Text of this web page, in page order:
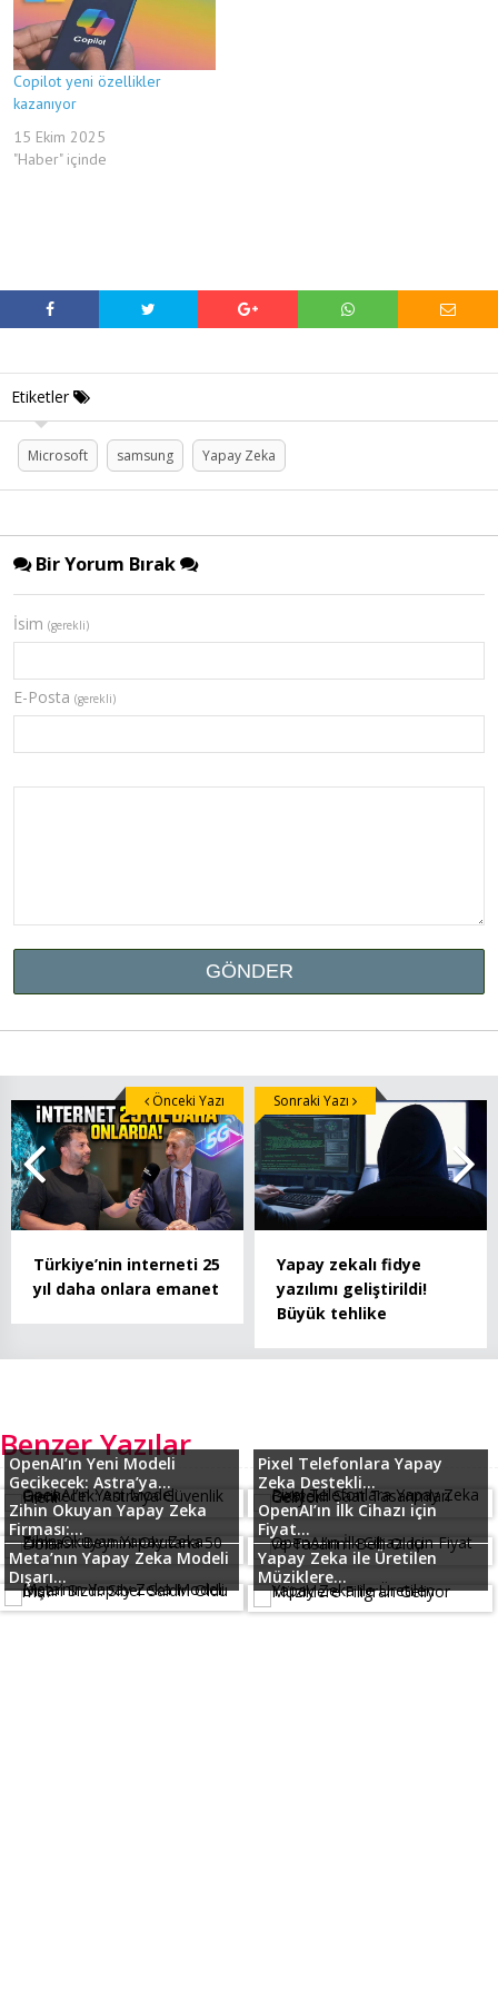
Copilot yeni özellikler
kazanıyor
15 Ekim 2025
"Haber" içinde
Etiketler
Microsoft samsung Yapay Zeka
Bir Yorum Bırak
İsim (gerekli)
E-Posta (gerekli)
Türkiye’nin interneti 25
yıl daha onlara emanet
Önceki Yazı
Yapay zekalı fidye
yazılımı geliştirildi!
Büyük tehlike
Sonraki Yazı
Benzer Yazılar
OpenAI’ın Yeni Modeli
Gecikecek: Astra’ya...
Pixel Telefonlara Yapay
Zeka Destekli...
Zihin Okuyan Yapay Zeka
Firması:...
OpenAI’ın İlk Cihazı için
Fiyat...
Meta’nın Yapay Zeka Modeli
Dışarı...
Yapay Zeka ile Üretilen
Müziklere...